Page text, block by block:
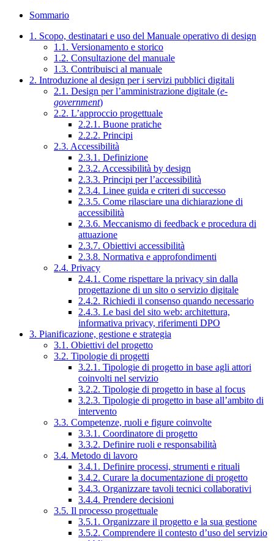
Sommario
1. Scopo, destinatari e uso del Manuale operativo di design
1.1. Versionamento e storico
1.2. Consultazione del manuale
1.3. Contribuisci al manuale
2. Introduzione al design per i servizi pubblici digitali
2.1. Design per l’amministrazione digitale (e-
government)
2.2. L’approccio progettuale
2.2.1. Buone pratiche
2.2.2. Principi
2.3. Accessibilità
2.3.1. Definizione
2.3.2. Accessibilità by design
2.3.3. Principi per l’accessibilità
2.3.4. Linee guida e criteri di successo
2.3.5. Come rilasciare una dichiarazione di
accessibilità
2.3.6. Meccanismo di feedback e procedura di
attuazione
2.3.7. Obiettivi accessibilità
2.3.8. Normativa e approfondimenti
2.4. Privacy
2.4.1. Come rispettare la privacy sin dalla
progettazione di un sito o servizio digitale
2.4.2. Richiedi il consenso quando necessario
2.4.3. Le basi del sito web: architettura,
informativa privacy, riferimenti DPO
3. Pianificazione, gestione e strategia
3.1. Obiettivi del progetto
3.2. Tipologie di progetti
3.2.1. Tipologie di progetto in base agli attori
coinvolti nel servizio
3.2.2. Tipologie di progetto in base al focus
3.2.3. Tipologie di progetto in base all’ambito di
intervento
3.3. Competenze, ruoli e figure coinvolte
3.3.1. Coordinatore di progetto
3.3.2. Definire ruoli e responsabilità
3.4. Metodo di lavoro
3.4.1. Definire processi, strumenti e rituali
3.4.2. Curare la documentazione di progetto
3.4.3. Organizzare tavoli tecnici collaborativi
3.4.4. Prendere decisioni
3.5. Il processo progettuale
3.5.1. Organizzare il progetto e la sua gestione
3.5.2. Comprendere il contesto d’uso del servizio